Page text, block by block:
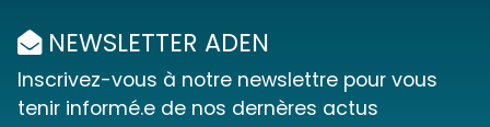
NEWSLETTER ADEN
Inscrivez-vous à notre newslettre pour vous
tenir informé.e de nos dernères actus